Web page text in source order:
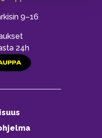
9–16
24h